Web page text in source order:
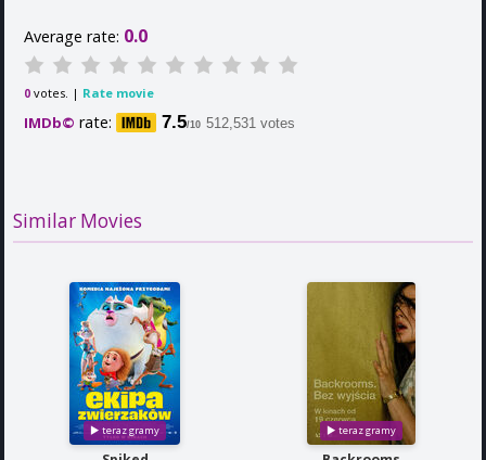
Average rate: 0.0
0 votes. | Rate movie
IMDb© rate: 7.5/10 512,531 votes
Similar Movies